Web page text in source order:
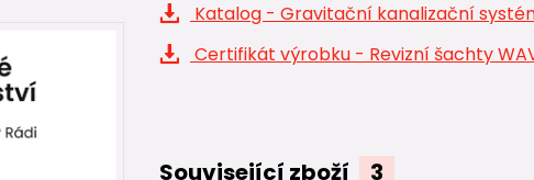
Katalog - Gravitační kanalizační
Certifikát výrobku - Revizní šachty
Související zboží 3